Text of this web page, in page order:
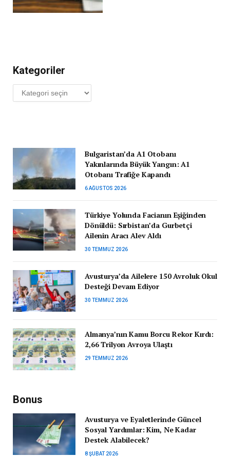
Kategoriler
Kategoriler
Bulgaristan’da A1 Otobanı
Yakınlarında Büyük Yangın: A1
Otobanı Trafiğe Kapandı
6 AĞUSTOS 2026
Türkiye Yolunda Facianın Eşiğinden
Dönüldü: Sırbistan’da Gurbetçi
Ailenin Aracı Alev Aldı
30 TEMMUZ 2026
Avusturya’da Ailelere 150 Avroluk Okul
Desteği Devam Ediyor
30 TEMMUZ 2026
Almanya’nın Kamu Borcu Rekor Kırdı:
2,66 Trilyon Avroya Ulaştı
29 TEMMUZ 2026
Bonus
Avusturya ve Eyaletlerinde Güncel
Sosyal Yardımlar: Kim, Ne Kadar
Destek Alabilecek?
8 ŞUBAT 2026